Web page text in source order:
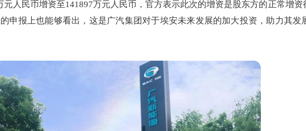
人民币增资至141897万元人民币，官方表示此次的增资是股东方的正常增
申报上也能够看出，这是广汽集团对于埃安未来发展的加大投资，助力其发